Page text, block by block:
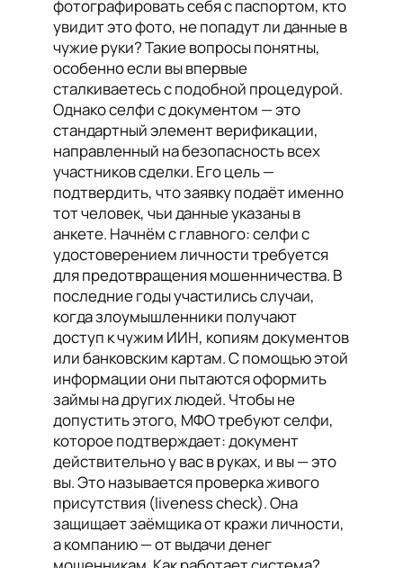
фотографировать себя с паспортом, кто
увидит это фото, не попадут ли данные в
чужие руки? Такие вопросы понятны,
особенно если вы впервые
сталкиваетесь с подобной процедурой.
Однако селфи с документом — это
стандартный элемент верификации,
направленный на безопасность всех
участников сделки. Его цель —
подтвердить, что заявку подаёт именно
тот человек, чьи данные указаны в
анкете. Начнём с главного: селфи с
удостоверением личности требуется
для предотвращения мошенничества. В
последние годы участились случаи,
когда злоумышленники получают
доступ к чужим ИИН, копиям документов
или банковским картам. С помощью этой
информации они пытаются оформить
займы на других людей. Чтобы не
допустить этого, МФО требуют селфи,
которое подтверждает: документ
действительно у вас в руках, и вы — это
вы. Это называется проверка живого
присутствия (liveness check). Она
защищает заёмщика от кражи личности,
а компанию — от выдачи денег